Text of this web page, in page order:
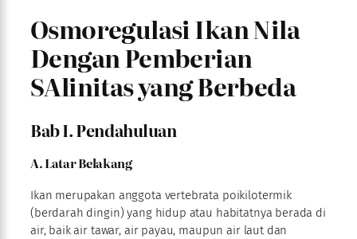
Osmoregulasi Ikan Nila
Dengan Pemberian
SAlinitas yang Berbeda
Bab I. Pendahuluan
A. Latar Belakang
Ikan merupakan anggota vertebrata poikilotermik
(berdarah dingin) yang hidup atau habitatnya berada di
air, baik air tawar, air payau, maupun air laut dan